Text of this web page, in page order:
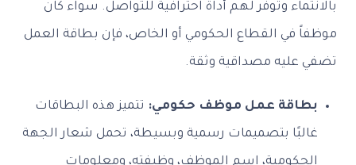
وتوفر لهم أداة احترافية للتواصل. سواء كان
في القطاع الحكومي أو الخاص، فإن بطاقة العمل
مصداقية وثقة.
عمل موظف حكومي: تتميز هذه البطاقات
بتصميمات رسمية وبسيطة، تحمل شعار الجهة